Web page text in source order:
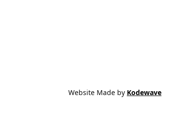
Website Made by Kodewave